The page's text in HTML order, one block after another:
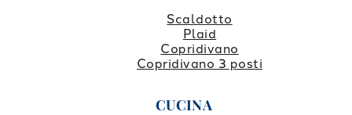
Scaldotto
Plaid
Copridivano
Copridivano 3 posti
CUCINA